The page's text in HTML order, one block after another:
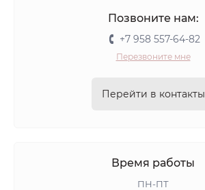
Позвоните нам:
+7 958 557-64-82
Перезвоните мне
Перейти в контакты
Время работы
ПН-ПТ